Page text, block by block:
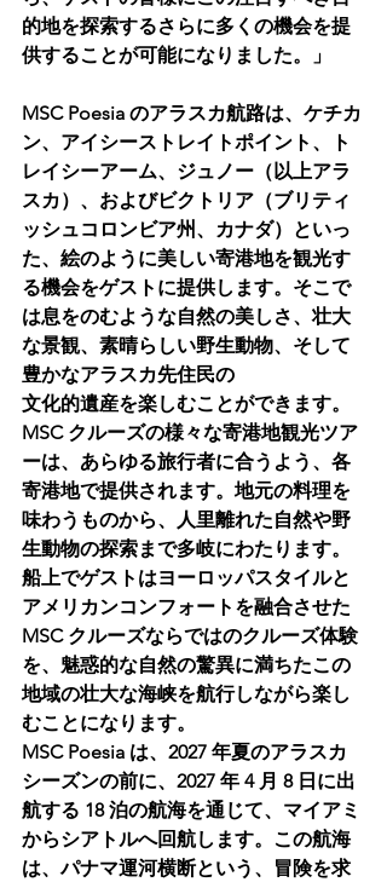
的地を探索するさらに多くの機会を提
供することが可能になりました。」
MSC Poesia のアラスカ航路は、ケチカ
ン、アイシーストレイトポイント、ト
レイシーアーム、ジュノー（以上アラ
スカ）、およびビクトリア（ブリティ
ッシュコロンビア州、カナダ）といっ
た、絵のように美しい寄港地を観光す
る機会をゲストに提供します。そこで
は息をのむような自然の美しさ、壮大
な景観、素晴らしい野生動物、そして
豊かなアラスカ先住民の
文化的遺産を楽しむことができます。
MSC クルーズの様々な寄港地観光ツア
ーは、あらゆる旅行者に合うよう、各
寄港地で提供されます。地元の料理を
味わうものから、人里離れた自然や野
生動物の探索まで多岐にわたります。
船上でゲストはヨーロッパスタイルと
アメリカンコンフォートを融合させた
MSC クルーズならではのクルーズ体験
を、魅惑的な自然の驚異に満ちたこの
地域の壮大な海峡を航行しながら楽し
むことになります。
MSC Poesia は、2027 年夏のアラスカ
シーズンの前に、2027 年 4 月 8 日に出
航する 18 泊の航海を通じて、マイアミ
からシアトルへ回航します。この航海
は、パナマ運河横断という、冒険を求